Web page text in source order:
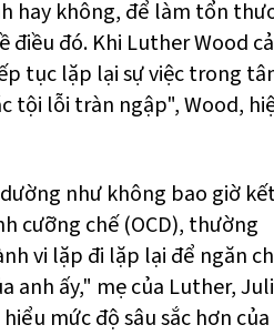
hay không, để làm tổn
điều đó. Khi Luther Wood
tục lặp lại sự việc trong
tội lỗi tràn ngập", Wood,
như không bao giờ
cưỡng chế (OCD), thường
vi lặp đi lặp lại để ngăn
anh ấy," mẹ của Luther,
mức độ sâu sắc hơn của